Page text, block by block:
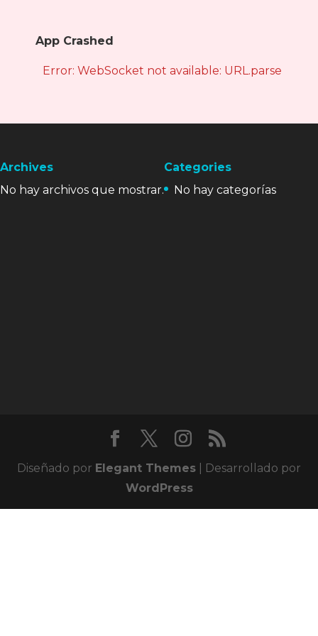
App Crashed
Error: WebSocket not available: URL.parse is
Archives
No hay archivos que mostrar.
Categories
No hay categorías
Diseñado por Elegant Themes | Desarrollado por
WordPress